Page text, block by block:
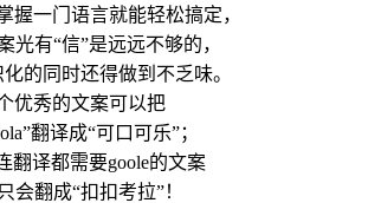
握一门语言就能轻松搞定，
光有“信”是远远不够的，
的同时还得做到不乏味。
优秀的文案可以把
翻译成“可口可乐”；
翻译都需要goole的文案
会翻成“扣扣考拉”！